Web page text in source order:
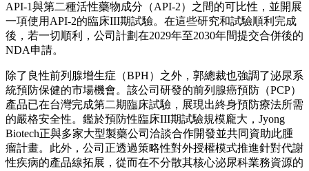
API-1與第二種活性藥物成分（API-2）之間的可比性，並開展
一項使用API-2的臨床III期試驗。在這些研究和試驗順利完成
後，若一切順利，公司計劃在2029年至2030年間提交合併後的
NDA申請。
除了良性前列腺增生症（BPH）之外，郭總裁也強調了泌尿系
統預防保健的市場機會。該公司研發的前列腺癌預防（PCP）
產品已在台灣完成第二期臨床試驗，展現出終身預防療法所需
的嚴格安全性。鑑於預防性臨床III期試驗規模龐大，Jyong
Biotech正與多家大型製藥公司洽談合作開發並共同資助此腫
瘤計畫。此外，公司正透過策略性對外授權模式推進針對代謝
性疾病的產品線拓展，從而在不分散其核心泌尿科業務資源的